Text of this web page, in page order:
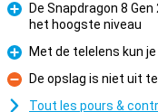
Pour
De Snapdragon 8
het hoogste niveau
Pour
Met de telelens kun
Contre
De opslag is niet uit
Tout les pours &